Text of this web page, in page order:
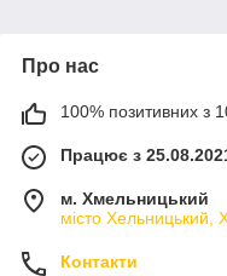
Про нас
100% позитивних з 10
Працює з
м. Хмельницький
місто Хельницький,
Контакти